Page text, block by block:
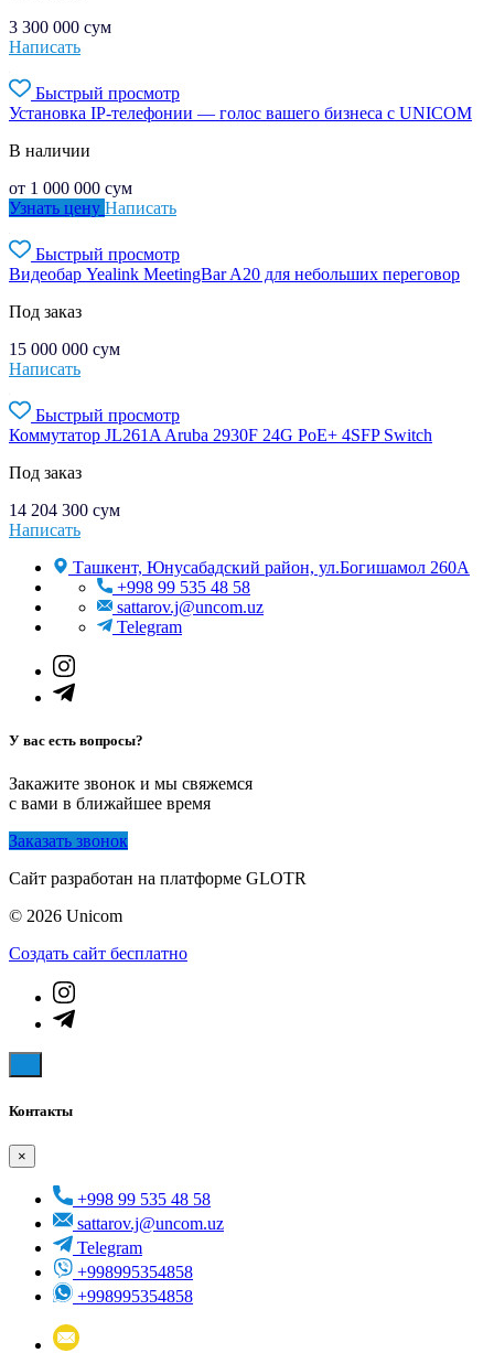
3 300 000 сум
Написать
Быстрый просмотр
Установка IP-телефонии — голос вашего бизнеса с UNICOM
В наличии
от 1 000 000 сум
Узнать цену Написать
Быстрый просмотр
Видеобар Yealink MeetingBar A20 для небольших переговор
Под заказ
15 000 000 сум
Написать
Быстрый просмотр
Коммутатор JL261A Aruba 2930F 24G PoE+ 4SFP Switch
Под заказ
14 204 300 сум
Написать
Ташкент, Юнусабадский район, ул.Богишамол 260А
+998 99 535 48 58
sattarov.j@uncom.uz
Telegram
У вас есть вопросы?
Закажите звонок и мы свяжемся
с вами в ближайшее время
Заказать звонок
Сайт разработан на платформе GLOTR
© 2026 Unicom
Создать cайт бесплатно
Контакты
×
+998 99 535 48 58
sattarov.j@uncom.uz
Telegram
+998995354858
+998995354858